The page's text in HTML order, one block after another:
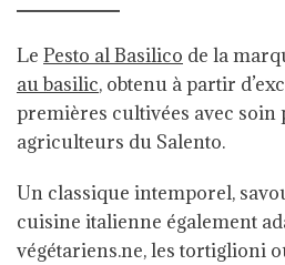
Le Pesto al Basilico de la
au basilic, obtenu à partir
premières cultivées avec soin
agriculteurs du Salento.
Un classique intemporel,
cuisine italienne également
végétariens.ne, les tortiglioni